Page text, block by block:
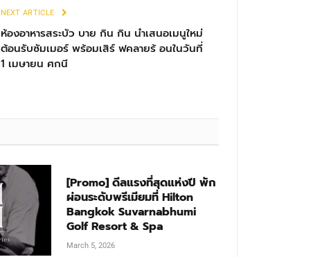
NEXT ARTICLE
ห้องอาหารสระบัว บาย กิน กิน นำเสนอเมนูใหม่
ต้อนรับซัมเมอร์ พร้อมเสิร์ ฟคลายร้ อนในวันที่
1 เมษายน ศกนี
[Promo] ดีลแรงที่สุดแห่งปี พัก
ผ่อนระดับพรีเมียมที่ Hilton
Bangkok Suvarnabhumi
Golf Resort & Spa
March 5, 2026